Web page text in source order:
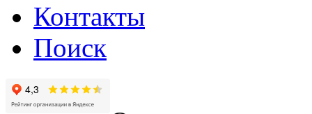
Контакты
Поиск